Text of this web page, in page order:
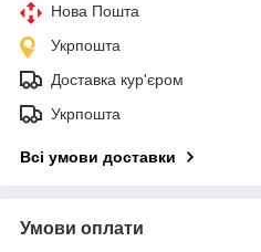
Нова Пошта
Укрпошта
Доставка кур'єром
Укрпошта
Всі умови доставки
Умови оплати